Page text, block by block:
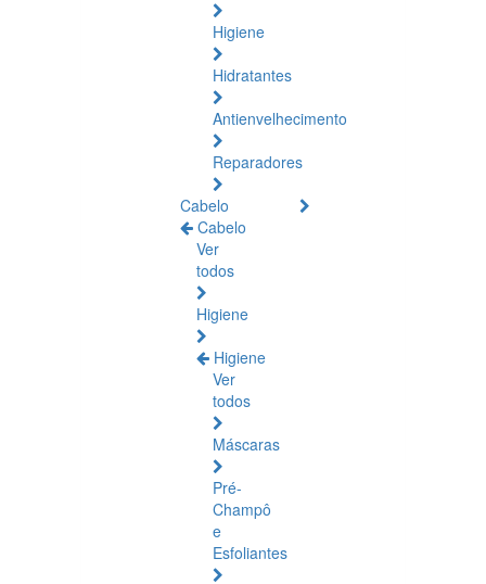
Higiene
Hidratantes
Antienvelhecimento
Reparadores
Cabelo
Cabelo
Ver
todos
Higiene
Higiene
Ver
todos
Máscaras
Pré-
Champô
e
Esfoliantes